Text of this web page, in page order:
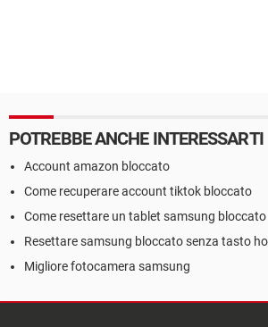
POTREBBE ANCHE INTERESSARTI
Account amazon bloccato
Come recuperare account tiktok bloccato
Come resettare un tablet samsung bloccato
Resettare samsung bloccato senza tasto
Migliore fotocamera samsung